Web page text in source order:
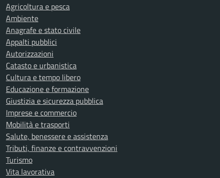
Agricoltura e pesca
Ambiente
Anagrafe e stato civile
Appalti pubblici
Autorizzazioni
Catasto e urbanistica
Cultura e tempo libero
Educazione e formazione
Giustizia e sicurezza pubblica
Imprese e commercio
Mobilità e trasporti
Salute, benessere e assistenza
Tributi, finanze e contravvenzioni
Turismo
Vita lavorativa